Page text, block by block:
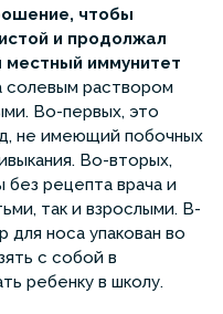
чтобы
и продолжал
иммунитет
раствором
Во-первых, это
не имеющий побочных
Во-вторых,
рецепта врача и
так и взрослыми. В-
носа упакован во
с собой в
ребенку в школу.